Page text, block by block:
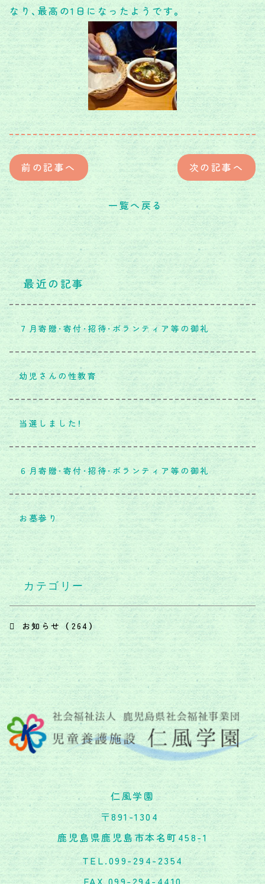
なり、最高の1日になったようです。
前の記事へ 次の記事へ
一覧へ戻る
最近の記事
７月寄贈・寄付・招待・ボランティア等の御礼
幼児さんの性教育
当選しました！
６月寄贈・寄付・招待・ボランティア等の御礼
お墓参り
カテゴリー
お知らせ （264）
仁風学園
〒891-1304
鹿児島県鹿児島市本名町458-1
TEL.099-294-2354
FAX.099-294-4410